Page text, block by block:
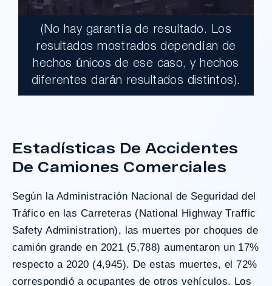
$17,900,000.00
Un jurado declaró al Condado de Los
¿Tengo Un Caso?
(No hay garantía de resultado. Los
resultados mostrados dependían de
hechos únicos de ese caso, y hechos
diferentes darán resultados distintos).
Estadísticas De Accidentes
De Camiones Comerciales
Según la Administración Nacional de Seguridad del
Tráfico en las Carreteras (National Highway Traffic
Safety Administration), las muertes por choques de
camión grande en 2021 (5,788) aumentaron un 17%
respecto a 2020 (4,945). De estas muertes, el 72%
correspondió a ocupantes de otros vehículos. Los